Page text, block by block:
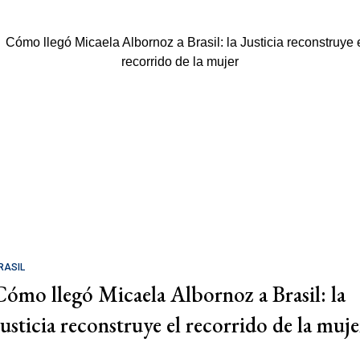
llegó Micaela Albornoz a Brasil: la
reconstruye el recorrido de la